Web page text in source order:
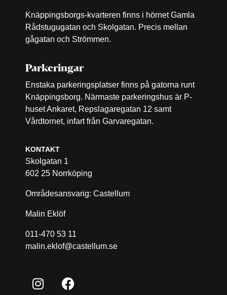
Knäppingsborgs-kvarteren finns i hörnet Gamla
Rådstugugatan och Skolgatan. Precis mellan
gågatan och Strömmen.
Parkeringar
Enstaka parkeringsplatser finns på gatorna runt
Knäppingsborg. Närmaste parkeringshus är P-
huset Ankaret, Repslagaregatan 12 samt
Vårdtornet, infart från Garvaregatan.
KONTAKT
Skolgatan 1
602 25 Norrköping
Områdesansvarig: Castellum
Malin Eklöf
011-470 53 11
malin.eklof@castellum.se